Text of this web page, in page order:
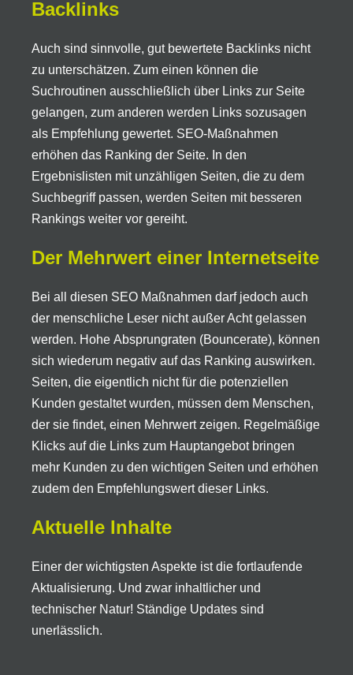
Backlinks
Auch sind sinnvolle, gut bewertete Backlinks nicht
zu unterschätzen. Zum einen können die
Suchroutinen ausschließlich über Links zur Seite
gelangen, zum anderen werden Links sozusagen
als Empfehlung gewertet. SEO-Maßnahmen
erhöhen das Ranking der Seite. In den
Ergebnislisten mit unzähligen Seiten, die zu dem
Suchbegriff passen, werden Seiten mit besseren
Rankings weiter vor gereiht.
Der Mehrwert einer Internetseite
Bei all diesen SEO Maßnahmen darf jedoch auch
der menschliche Leser nicht außer Acht gelassen
werden. Hohe Absprungraten (Bouncerate), können
sich wiederum negativ auf das Ranking auswirken.
Seiten, die eigentlich nicht für die potenziellen
Kunden gestaltet wurden, müssen dem Menschen,
der sie findet, einen Mehrwert zeigen. Regelmäßige
Klicks auf die Links zum Hauptangebot bringen
mehr Kunden zu den wichtigen Seiten und erhöhen
zudem den Empfehlungswert dieser Links.
Aktuelle Inhalte
Einer der wichtigsten Aspekte ist die fortlaufende
Aktualisierung. Und zwar inhaltlicher und
technischer Natur! Ständige Updates sind
unerlässlich.